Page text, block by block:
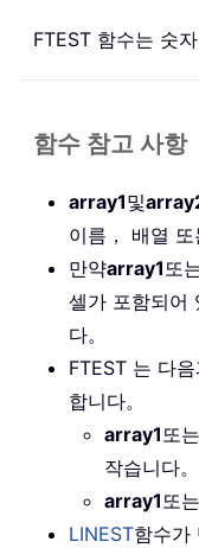
FTEST 함수는 숫
함수 참고 사항
array1및
이름， 배열 또
만약array1또
셀가 포함되어
다。
FTEST 는 다
합니다。
array1또는
작습니다。
array1또는
LINEST함수가